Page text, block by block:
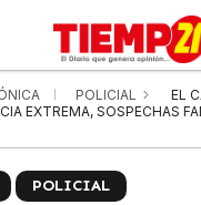
POLICIAL
EL
EXTREMA, SOSPECHAS
POLICIAL